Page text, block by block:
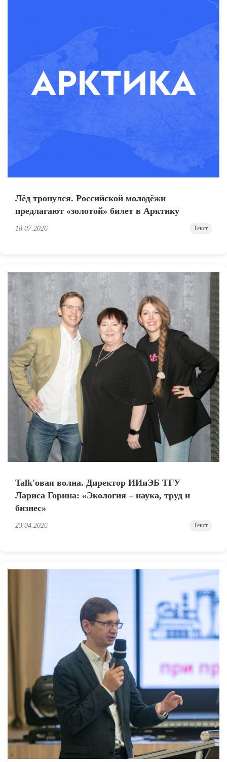
Лёд тронулся. Российской молодёжи
предлагают «золотой» билет в Арктику
18.07.2026 Текст
Talk'овая волна. Директор ИИиЭБ ТГУ
Лариса Горина: «Экология – наука, труд и
бизнес»
23.04.2026 Текст